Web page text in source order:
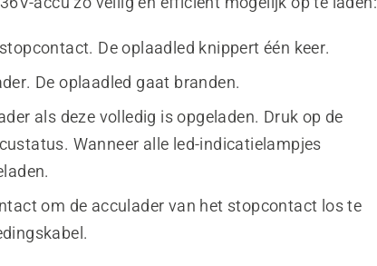
De oplaadled knippert één keer.
De oplaadled gaat branden.
als deze volledig is opgeladen. Druk op de
Wanneer alle led-indicatielampjes
om de acculader van het stopcontact los te